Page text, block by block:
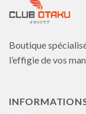
Boutique
l’effigie de vos